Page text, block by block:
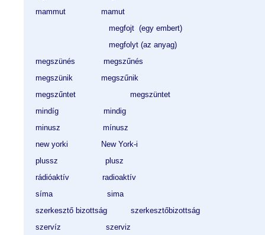
mammut               mamut
megfojt  (egy embert)
megfolyt (az anyag)
megszünés            megszűnés
megszünik            megszűnik
megszűntet                       megszüntet
mindíg                   mindig
minusz                  mínusz
new yorki              New York-i
plussz                    plusz
rádióaktív              radioaktív
síma                       sima
szerkesztő bizottság          szerkesztőbizottság
szervíz                   szerviz